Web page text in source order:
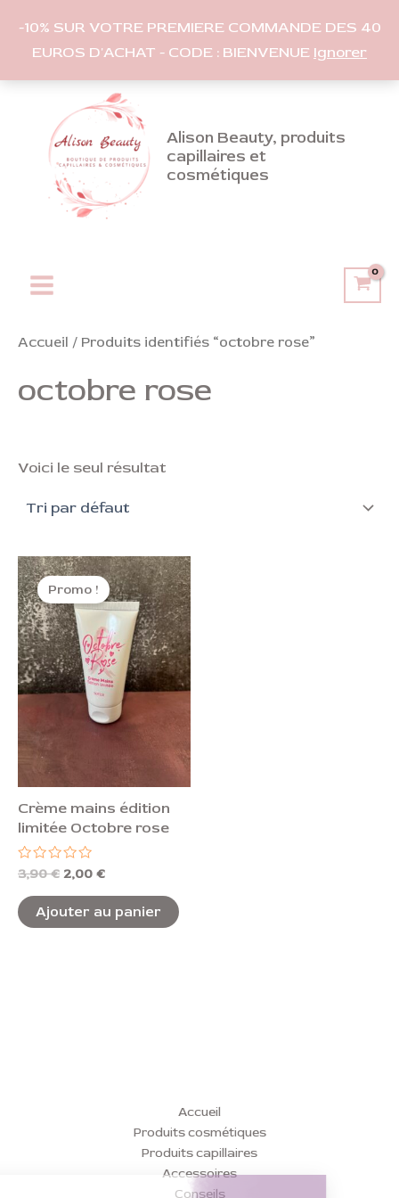
-10% SUR VOTRE PREMIERE COMMANDE DES 40
EUROS D'ACHAT - CODE : BIENVENUE Ignorer
Aller
Alison Beauty, produits
capillaires et
cosmétiques
Main
Accueil / Produits identifiés “octobre rose”
octobre rose
Voici le seul résultat
Promo !
Crème mains édition
limitée Octobre rose
Note
sur
5
3,90€
Le
prix
initial
était :
3,90 €.
2,00 €
Le
prix
actuel
est :
2,00 €.
Ajouter au panier
Accueil
Produits cosmétiques
Produits capillaires
Accessoires
Conseils